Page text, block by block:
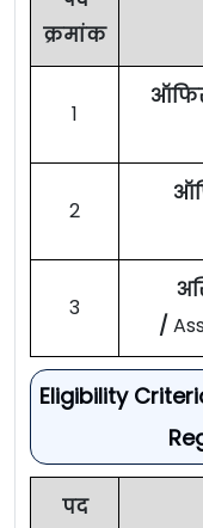
क्रमांक
1
2
3
/
Eligibility
पद